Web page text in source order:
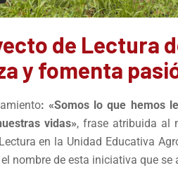
de Lectura
y fomenta
: «Somos lo que hemos
vidas», frase atribuida al
en la Unidad Educativa
nombre de esta iniciativa que